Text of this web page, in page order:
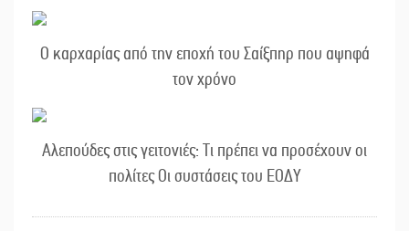
Ο καρχαρίας από την εποχή του Σαίξπηρ που αψηφά
τον χρόνο
Αλεπούδες στις γειτονιές: Τι πρέπει να προσέχουν οι
πολίτες Οι συστάσεις του ΕΟΔΥ